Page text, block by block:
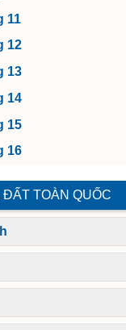
11
12
13
14
15
16
ĐẤT TOÀN QUỐC